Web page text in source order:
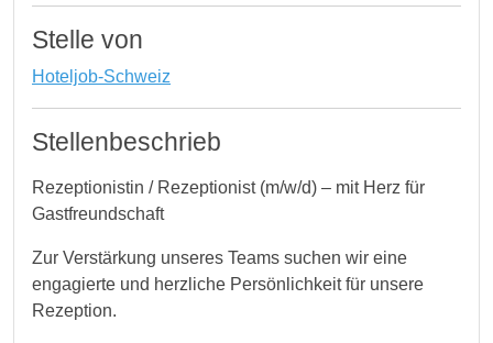
Stelle von
Hoteljob-Schweiz
Stellenbeschrieb
Rezeptionistin / Rezeptionist (m/w/d) – mit Herz für
Gastfreundschaft
Zur Verstärkung unseres Teams suchen wir eine
engagierte und herzliche Persönlichkeit für unsere
Rezeption.